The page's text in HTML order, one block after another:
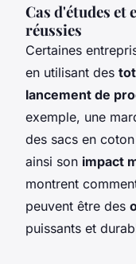
Cas d'études et
réussies
Certaines
en utilisant des
lancement de
exemple, une
des sacs en
ainsi son impact
montrent
peuvent être des
puissants et